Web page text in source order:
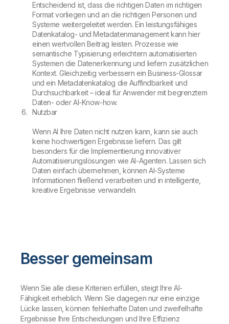
Entscheidend ist, dass die richtigen Daten im richtigen
Format vorliegen und an die richtigen Personen und
Systeme weitergeleitet werden. Ein leistungsfähiges
Datenkatalog- und Metadatenmanagement kann hier
einen wertvollen Beitrag leisten. Prozesse wie
semantische Typisierung erleichtern automatisierten
Systemen die Datenerkennung und liefern zusätzlichen
Kontext. Gleichzeitig verbessern ein Business-Glossar
und ein Metadatenkatalog die Auffindbarkeit und
Durchsuchbarkeit – ideal für Anwender mit begrenztem
Daten- oder AI-Know-how.
Nutzbar
Wenn AI Ihre Daten nicht nutzen kann, kann sie auch
keine hochwertigen Ergebnisse liefern. Das gilt
besonders für die Implementierung innovativer
Automatisierungslösungen wie AI-Agenten. Lassen sich
Daten einfach übernehmen, können AI-Systeme
Informationen fließend verarbeiten und in intelligente,
kreative Ergebnisse verwandeln.
Besser gemeinsam
Wenn Sie alle diese Kriterien erfüllen, steigt Ihre AI-
Fähigkeit erheblich. Wenn Sie dagegen nur eine einzige
Lücke lassen, können fehlerhafte Daten und zweifelhafte
Ergebnisse Ihre Entscheidungen und Ihre Effizienz